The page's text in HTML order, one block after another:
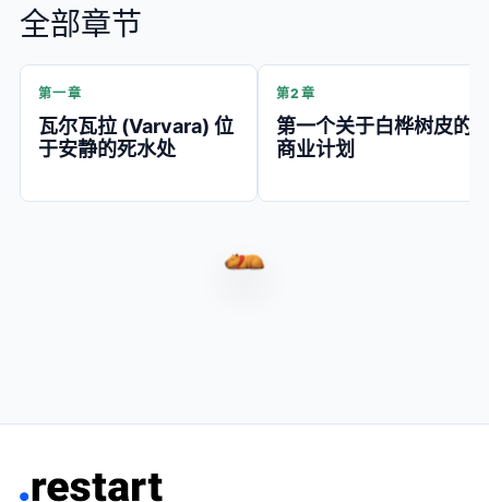
全部章节
第一章
瓦尔瓦拉 (Varvara) 位
于安静的死水处
第2章
第一个关于白桦树皮的
商业计划
水豚瓦尔瓦拉（Capybara